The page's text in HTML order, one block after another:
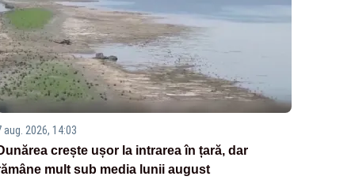
aug. 2026, 14:03
crește ușor la intrarea în țară, dar
mult sub media lunii august